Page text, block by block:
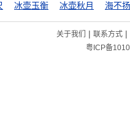
冰壶玉衡 冰壶秋月 海不
关于我们 | 联系方式|
粤ICP备